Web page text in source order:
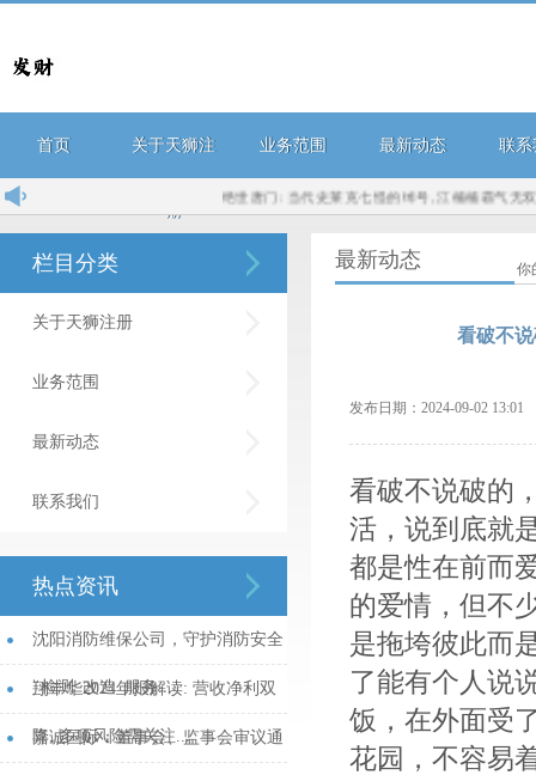
首页 关于天狮注
册
业务范围 最新动态 联系
绝世唐门: 当代史莱克七怪的绰号, 江楠楠霸气无双, 霍
栏目分类
关于天狮注册
业务范围
最新动态
联系我们
热点资讯
沈阳消防维保公司，守护消防安全
_检测_改造_服务...
翔丰华2024年报解读: 营收净利双
降, 多项风险需关注...
嘉诚国际：董事会、监事会审议通
最新动态 你
看破不
发布日期：2024-09-02
看破不说破的
活，说到底就
都是性在前而
的爱情，但不
是拖垮彼此而
了能有个人说
饭，在外面受
花园，不容易